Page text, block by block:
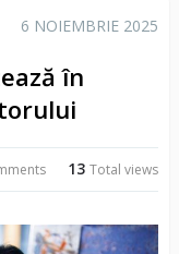
6 NOIEMBRIE 2025
în
13Total views